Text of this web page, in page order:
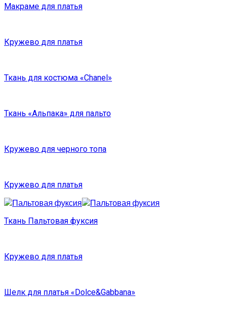
Макраме для платья
Кружево для платья
Ткань для костюма «Chanel»
Ткань «Альпака» для пальто
Кружево для черного топа
Кружево для платья
Ткань Пальтовая фуксия
Кружево для платья
Шелк для платья «Dolce&Gabbana»